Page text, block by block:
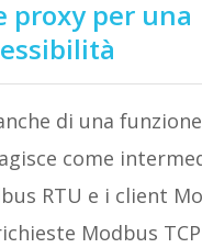
proxy per una
di una
agisce come
RTU e i client
Modbus